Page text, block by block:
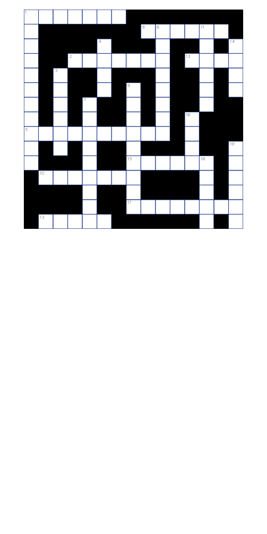
1
6 8 11
4 14
2 12
3
9
7
16
5
19
15 18
10
17
13